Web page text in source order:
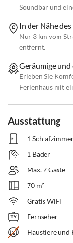
Soundbar und
In der Nähe
Nur 3 km vom
entfernt.
Geräumige
Erleben Sie
Ferienhaus mit
Ausstattung
1 Schlafzimmer
1 Bäder
Max. 2 Gäste
70 m²
Gratis WiFi
Fernseher
Haustiere und